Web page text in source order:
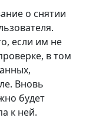
о снятии
если им не
в том
Вновь
будет
к ней.